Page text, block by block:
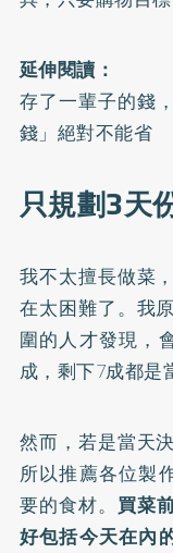
延伸閱讀：
存了一輩子的錢
錢」絕對不能省
只規劃3天
我不太擅長做菜
在太困難了。我
圍的人才發現，
成，剩下7成都是
然而，若是當天
所以推薦各位製
要的食材。 買菜
好包括今天在內